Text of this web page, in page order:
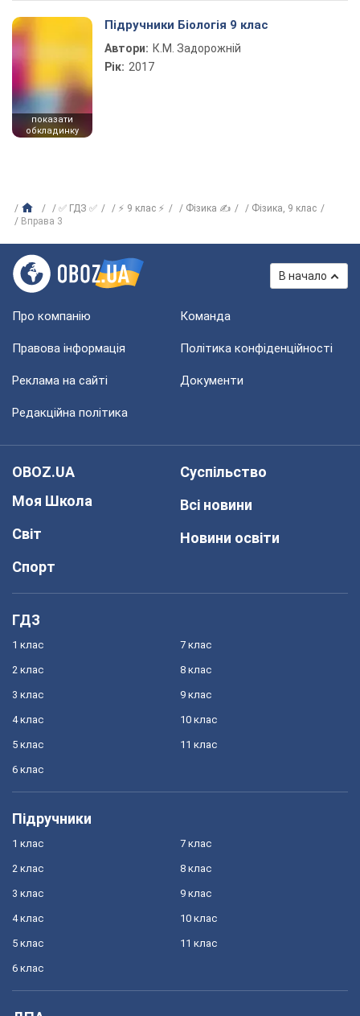
показати
обкладинку
Підручники Біологія 9 клас
Автори: К.М. Задорожній
Рік: 2017
✅ ГДЗ ✅ ⚡ 9 клас ⚡ Фізика ✍
Фiзика, 9 клас
Вправа 3
В начало
Про компанію Команда
Правова інформація Політика конфіденційності
Реклама на сайті Документи
Редакційна політика
OBOZ.UA
Моя Школа
Світ
Спорт
Суспільство
Всі новини
Новини освіти
ГДЗ
1 клас
2 клас
3 клас
4 клас
5 клас
6 клас
7 клас
8 клас
9 клас
10 клас
11 клас
Підручники
1 клас
2 клас
3 клас
4 клас
5 клас
6 клас
7 клас
8 клас
9 клас
10 клас
11 клас